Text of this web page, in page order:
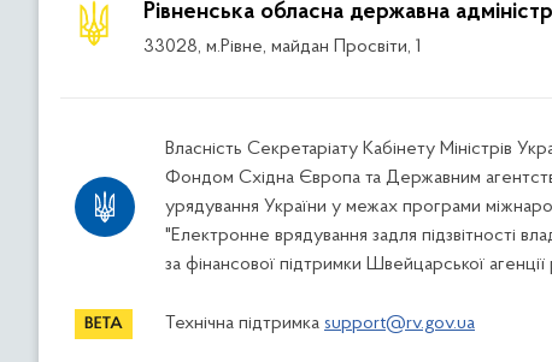
Рівненська обласна державна
33028, м.Рівне, майдан Просвіти, 1
Власність Секретаріату Кабінету Міністрів
Фондом Східна Європа та Державним
урядування України у межах програми
"Електронне врядування задля підзвітності
за фінансової підтримки Швейцарської агенції
Технічна підтримка support@rv.gov.ua